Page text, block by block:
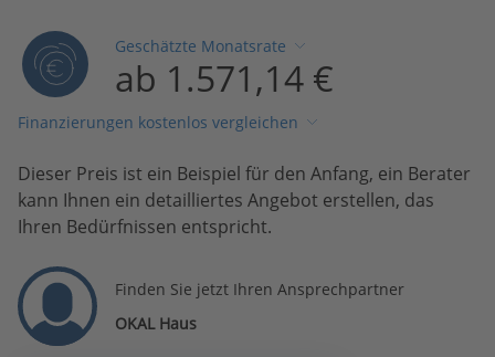
Geschätzte Monatsrate
ab 1.571,14 €
Finanzierungen kostenlos vergleichen
Dieser Preis ist ein Beispiel für den Anfang, ein Berater
kann Ihnen ein detailliertes Angebot erstellen, das
Ihren Bedürfnissen entspricht.
Finden Sie jetzt Ihren Ansprechpartner
OKAL Haus